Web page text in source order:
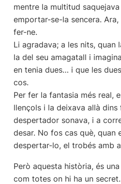
mentre la multitud
emportar-se-la sencera.
fer-ne.
Li agradava; a les nits, quan
la del seu amagatall i
en tenia dues… i que les
cos.
Per fer la fantasia més real,
llençols i la deixava allà dins
despertador sonava, i a
desar. No fos cas què, quan
despertar-lo, el trobés amb
Però aquesta història, és
com totes on hi ha un secret.